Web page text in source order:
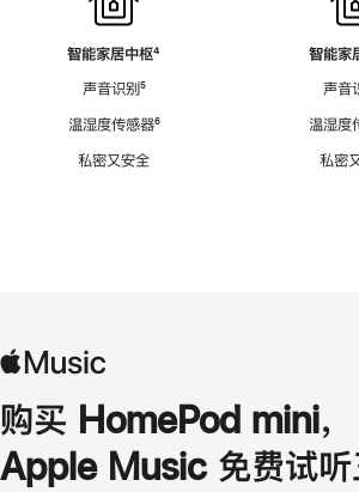
智能家居中枢脚
⁴
声音识别脚
⁵
温湿度传感器脚
⁶
私密又安全
智能家
声音
温湿度
私密
购买 HomePod mini，
Apple Music 免费试听